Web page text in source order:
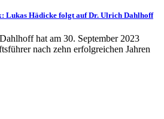
Lukas Hädicke folgt auf Dr. Ulrich Dahlhoff
hat am 30. September 2023
nach zehn erfolgreichen Jahren